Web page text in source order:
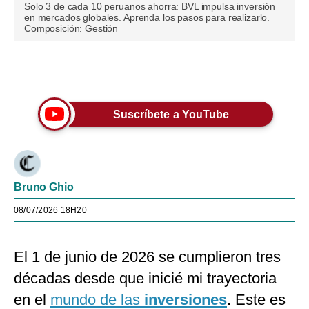
Solo 3 de cada 10 peruanos ahorra: BVL impulsa inversión
en mercados globales. Aprenda los pasos para realizarlo.
Composición: Gestión
Suscríbete a YouTube
Bruno Ghio
08/07/2026 18H20
El 1 de junio de 2026 se cumplieron tres
décadas desde que inicié mi trayectoria
en el mundo de las inversiones. Este es